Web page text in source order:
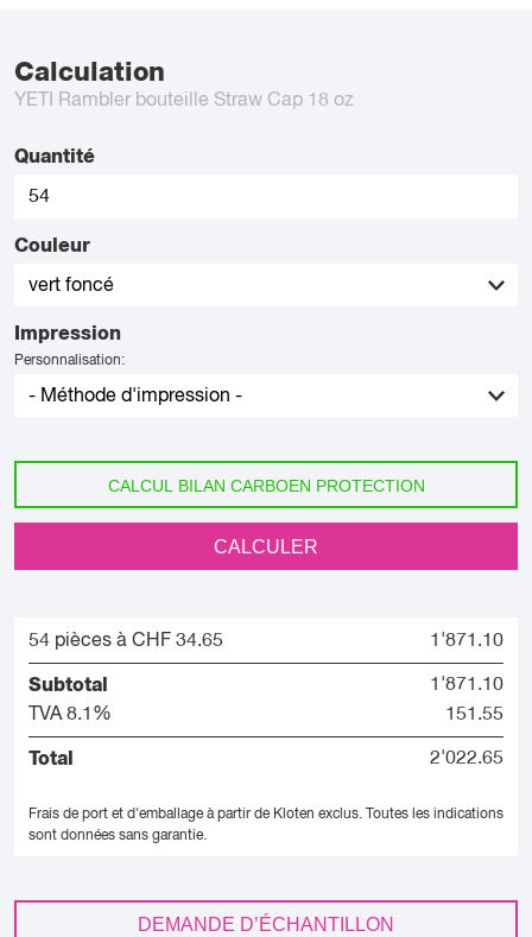
Calculation
YETI Rambler bouteille Straw Cap 18 oz
Quantité
Couleur
Impression
Personnalisation:
CALCUL BILAN CARBOEN PROTECTION
CALCULER
54 pièces à CHF 34.65 1'871.10
Subtotal
1'871.10
TVA 8.1%
151.55
Total 2'022.65
Frais de port et d'emballage à partir de Kloten exclus.
Toutes les indications
sont données sans garantie.
DEMANDE D’ÉCHANTILLON